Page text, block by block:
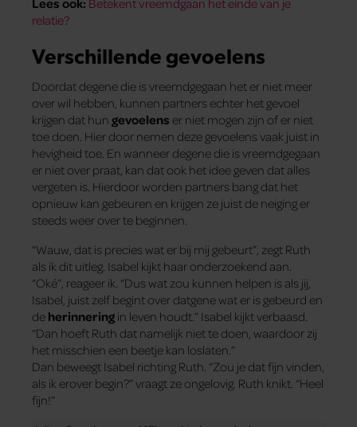
Lees ook: Betekent vreemdgaan het einde van je
relatie?
Verschillende gevoelens
Doordat degene die is vreemdgegaan het er niet meer
over wil hebben, kunnen partners echter het gevoel
krijgen dat hun gevoelens er niet mogen zijn of er niet
toe doen. Hier­ door nemen deze gevoelens vaak juist in
hevigheid toe. En wanneer degene die is vreemdgegaan
er niet over praat, kan dat ook het idee geven dat alles
vergeten is. Hierdoor worden partners bang dat het
opnieuw kan gebeuren en krijgen ze juist de neiging er
steeds weer over te beginnen.
“Wauw, dat is precies wat er bij mij gebeurt”, zegt Ruth
als ik dit uitleg. Isabel kijkt haar onderzoekend aan.
“Oké”, reageer ik. “Dus wat zou kunnen helpen is als jij,
Isabel, juist zelf begint over datgene wat er is gebeurd en
de herinnering in leven houdt.” Isabel kijkt verbaasd.
“Dan hoeft Ruth dat namelijk niet te doen, waardoor zij
het misschien een beetje kan loslaten.”
Dan beweegt Isabel richting Ruth. “Zou je dat fijn vinden,
als ik erover begin?” vraagt ze ongelovig. Ruth knikt. “Heel
fijn!”